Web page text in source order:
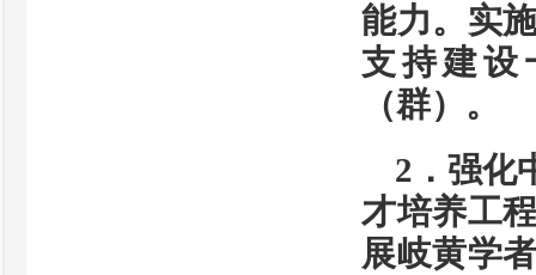
能力。实
支持建设
（群）。
2．强化
才培养工
展岐黄学